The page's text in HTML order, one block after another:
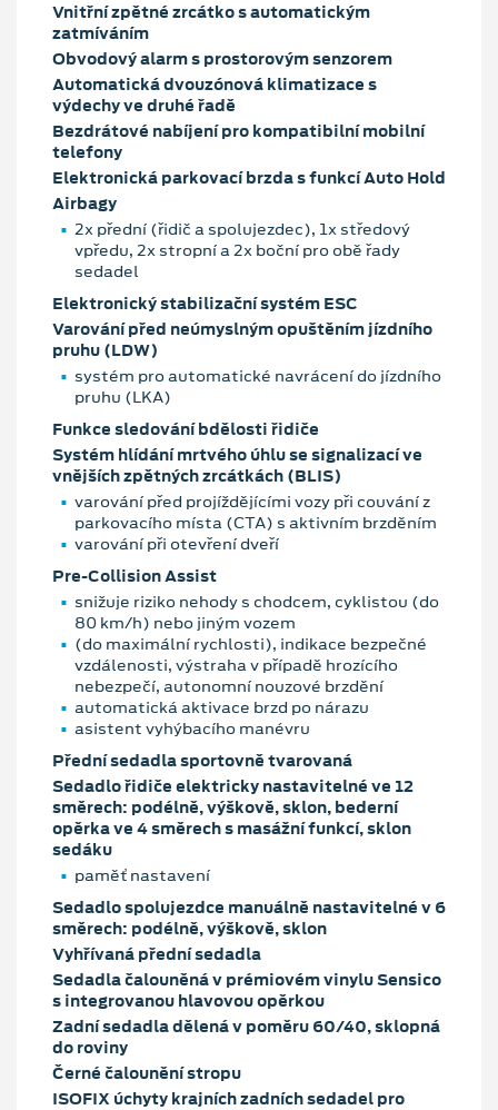
Vnitřní zpětné zrcátko s automatickým
zatmíváním
Obvodový alarm s prostorovým senzorem
Automatická dvouzónová klimatizace s
výdechy ve druhé řadě
Bezdrátové nabíjení pro kompatibilní mobilní
telefony
Elektronická parkovací brzda s funkcí Auto Hold
Airbagy
2x přední (řidič a spolujezdec), 1x středový
vpředu, 2x stropní a 2x boční pro obě řady
sedadel
Elektronický stabilizační systém ESC
Varování před neúmyslným opuštěním jízdního
pruhu (LDW)
systém pro automatické navrácení do jízdního
pruhu (LKA)
Funkce sledování bdělosti řidiče
Systém hlídání mrtvého úhlu se signalizací ve
vnějších zpětných zrcátkách (BLIS)
varování před projíždějícími vozy při couvání z
parkovacího místa (CTA) s aktivním brzděním
varování při otevření dveří
Pre-Collision Assist
snižuje riziko nehody s chodcem, cyklistou (do
80 km/h) nebo jiným vozem
(do maximální rychlosti), indikace bezpečné
vzdálenosti, výstraha v případě hrozícího
nebezpečí, autonomní nouzové brzdění
automatická aktivace brzd po nárazu
asistent vyhýbacího manévru
Přední sedadla sportovně tvarovaná
Sedadlo řidiče elektricky nastavitelné ve 12
směrech: podélně, výškově, sklon, bederní
opěrka ve 4 směrech s masážní funkcí, sklon
sedáku
paměť nastavení
Sedadlo spolujezdce manuálně nastavitelné v 6
směrech: podélně, výškově, sklon
Vyhřívaná přední sedadla
Sedadla čalouněná v prémiovém vinylu Sensico
s integrovanou hlavovou opěrkou
Zadní sedadla dělená v poměru 60/40, sklopná
do roviny
Černé čalounění stropu
ISOFIX úchyty krajních zadních sedadel pro